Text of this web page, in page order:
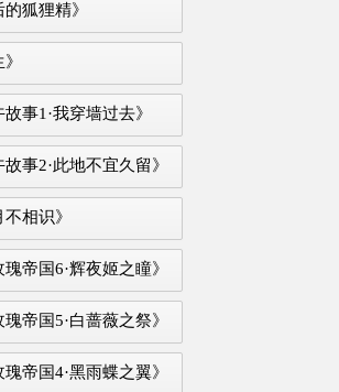
狐狸精》
事1·我穿墙过去》
事2·此地不宜久留》
相识》
帝国6·辉夜姬之瞳》
帝国5·白蔷薇之祭》
帝国4·黑雨蝶之翼》